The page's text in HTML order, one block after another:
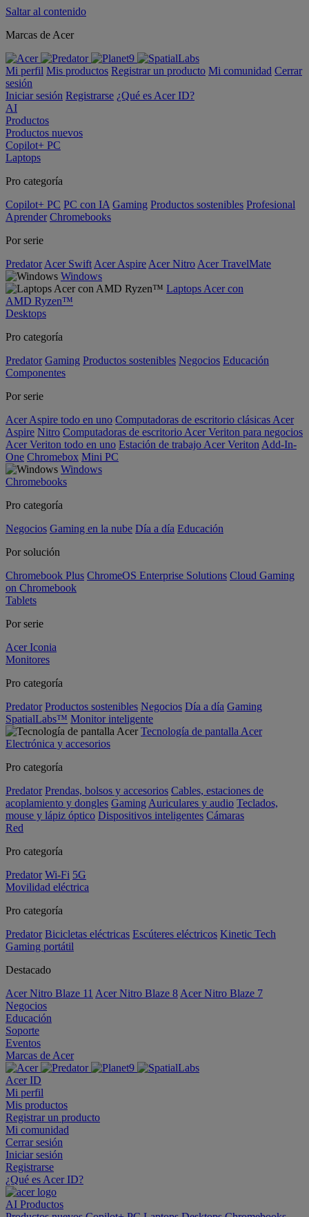
Saltar al contenido
Marcas de Acer
Mi perfil Mis productos Registrar un producto Mi comunidad Cerrar
sesión
Iniciar sesión Registrarse ¿Qué es Acer ID?
AI
Productos
Productos nuevos
Copilot+ PC
Laptops
Pro categoría
Copilot+ PC PC con IA Gaming Productos sostenibles Profesional
Aprender Chromebooks
Por serie
Predator Acer Swift Acer Aspire Acer Nitro Acer TravelMate
Windows
Laptops Acer con
AMD Ryzen™
Desktops
Pro categoría
Predator Gaming Productos sostenibles Negocios Educación
Componentes
Por serie
Acer Aspire todo en uno Computadoras de escritorio clásicas Acer
Aspire Nitro Computadoras de escritorio Acer Veriton para negocios
Acer Veriton todo en uno Estación de trabajo Acer Veriton Add-In-
One Chromebox Mini PC
Windows
Chromebooks
Pro categoría
Negocios Gaming en la nube Día a día Educación
Por solución
Chromebook Plus ChromeOS Enterprise Solutions Cloud Gaming
on Chromebook
Tablets
Por serie
Acer Iconia
Monitores
Pro categoría
Predator Productos sostenibles Negocios Día a día Gaming
SpatialLabs™ Monitor inteligente
Tecnología de pantalla Acer
Electrónica y accesorios
Pro categoría
Predator Prendas, bolsos y accesorios Cables, estaciones de
acoplamiento y dongles Gaming Auriculares y audio Teclados,
mouse y lápiz óptico Dispositivos inteligentes Cámaras
Red
Pro categoría
Predator Wi-Fi 5G
Movilidad eléctrica
Pro categoría
Predator Bicicletas eléctricas Escúteres eléctricos Kinetic Tech
Gaming portátil
Destacado
Acer Nitro Blaze 11 Acer Nitro Blaze 8 Acer Nitro Blaze 7
Negocios
Educación
Soporte
Eventos
Marcas de Acer
Acer ID
Mi perfil
Mis productos
Registrar un producto
Mi comunidad
Cerrar sesión
Iniciar sesión
Registrarse
¿Qué es Acer ID?
AI Productos